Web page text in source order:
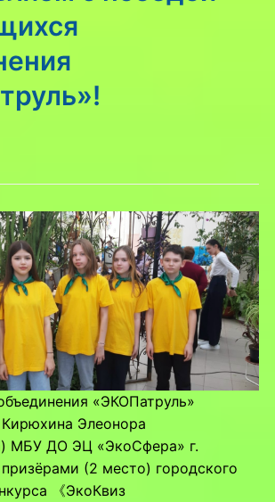
«ЭКОПатруль»
Элеонора
МБУ ДО ЭЦ «ЭкоСфера» г.
(2 место) городского
《ЭкоКвиз